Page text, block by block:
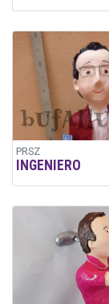
PRSZ
INGENIERO